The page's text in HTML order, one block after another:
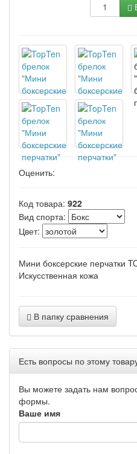
Оценить:
Код товара: 922
Вид спорта:
Цвет:
Мини боксерские перчатки
Искусственная кожа
В папку сравнения
Есть вопросы по этому
Вы можете задать нам
формы.
Ваше имя